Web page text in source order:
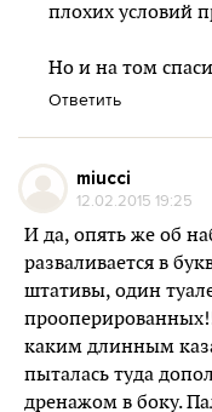
плохих условий
Но и на том
Ответить
miucci
12.02.2015 19:25
И да, опять же об
разваливается в
штативы, один
каким длинным
пыталась туда
дренажом в боку.